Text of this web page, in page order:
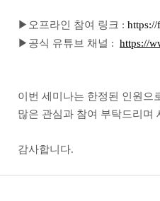
▶오프라인 참여 링크 : https://
▶공식 유튜브 채널 : https://
이번 세미나는 한정된 인원으
많은 관심과 참여 부탁드리며
감사합니다.